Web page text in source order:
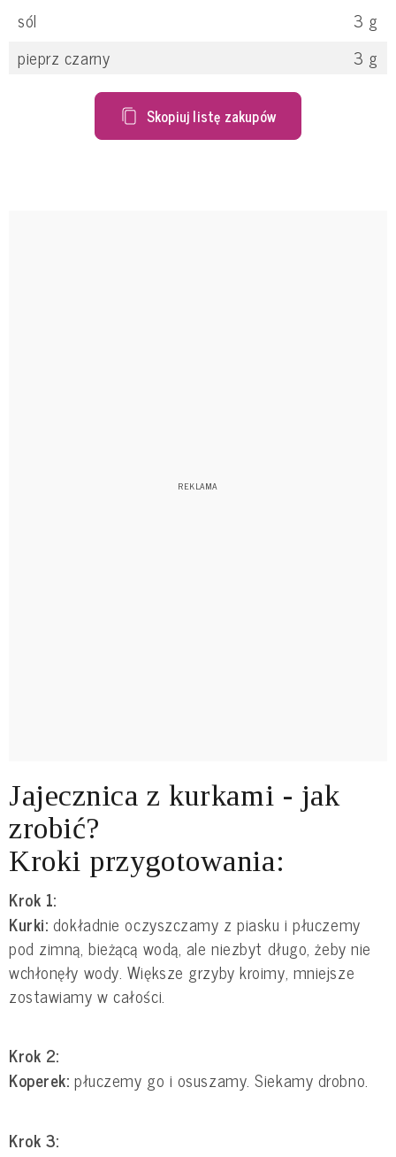
sól
3 g
pieprz czarny
3 g
Skopiuj listę zakupów
Jajecznica z kurkami - jak
zrobić?
Kroki przygotowania:
Krok 1:
Kurki: dokładnie oczyszczamy z piasku i płuczemy
pod zimną, bieżącą wodą, ale niezbyt długo, żeby nie
wchłonęły wody. Większe grzyby kroimy, mniejsze
zostawiamy w całości.
Krok 2:
Koperek: płuczemy go i osuszamy. Siekamy drobno.
Krok 3: